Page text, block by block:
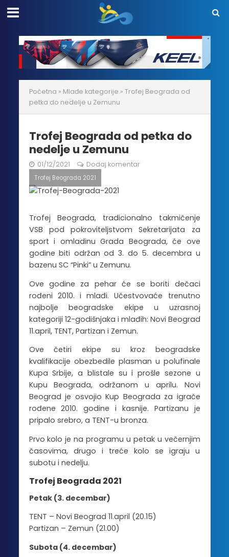
Početna » Mlađe kategorije » Trofej Beograda od
petka do nedelje u Zemunu
Trofej Beograda od petka do
nedelje u Zemunu
01/12/2021 Dodaj komentar
Trofej Beograda 2021
Trofej Beograda, tradicionalno takmičenje
VSB pod pokroviteljstvom Sekretarijata za
sport i omladinu Grada Beograda, će ove
godine biti održan od 3. do 5. decembra u
bazenu SC “Pinki” u Zemunu.
Ove godine za pehar će se boriti dečaci
rođeni 2010. i mlađi. Učestvovaće trenutno
najbolje beogradske ekipe u uzrasnoj
kategoriji 12-godišnjaka i mlađih: Novi Beograd
11.april, TENT, Partizan i Zemun.
Ove četiri ekipe su kroz beogradske
kvalifikacije obezbedile plasman u polufinale
Kupa Srbije, a blistale su i prošle sezone u
Kupu Beograda, održanom u aprilu. Novi
Beograd je osvojio Kup Beograda za igrače
rođene 2010. godine i kasnije. Partizanu je
pripalo srebro, a TENT-u bronza.
Prvo kolo je na programu u petak u večernjim
časovima, drugo i treće kolo se igraju u
subotu i nedelju.
Trofej Beograda 2021
Petak (3. decembar)
TENT – Novi Beograd 11.april (20.15)
Partizan – Zemun (21.00)
Subota (4. decembar)